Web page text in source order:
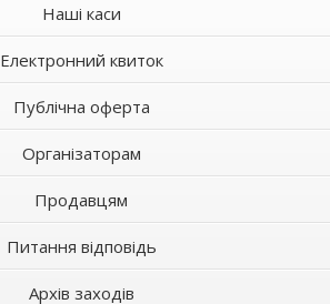
Наші каси
Електронний квиток
Публічна оферта
Організаторам
Продавцям
Питання відповідь
Архів заходів